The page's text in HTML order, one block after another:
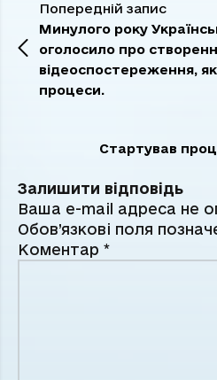
Попередній запис
Минулого року
оголосило про
відеоспостереження,
процеси.
Стартував
Залишити відповідь
Ваша e-mail адреса не
Обов’язкові поля
Коментар *